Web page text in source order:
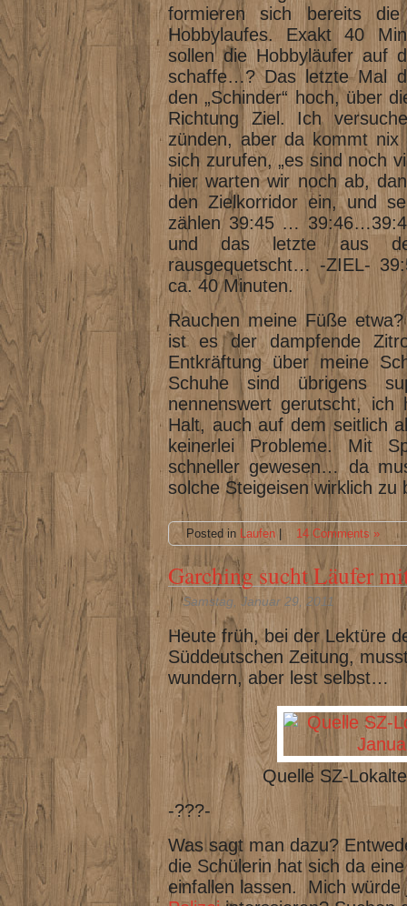
formieren sich bereits
Hobbylaufes. Exakt 40
sollen die Hobbyläufer auf
schaffe…? Das letzte Mal
den „Schinder“ hoch, über
Richtung Ziel. Ich
zünden, aber da kommt
sich zurufen, „es sind noch
hier warten wir noch ab,
den Zielkorridor ein, und
zählen 39:45 …
und das letzte aus
rausgequetscht… -ZIEL-
ca. 40 Minuten.
Rauchen meine Füße
ist es der dampfende
Entkräftung über meine
Schuhe sind übrigens
nennenswert gerutscht,
Halt, auch auf dem seitlich
keinerlei Probleme. Mit
schneller gewesen… da
solche Steigeisen wirklich zu
Posted in Laufen| 14 Comments »
Garching sucht Läufer
Samstag, Januar 29, 2011
Heute früh, bei der Lektüre
Süddeutschen Zeitung,
wundern, aber lest selbst…
Quelle SZ-
-???-
Was sagt man dazu?
die Schülerin hat sich da
einfallen lassen. Mich